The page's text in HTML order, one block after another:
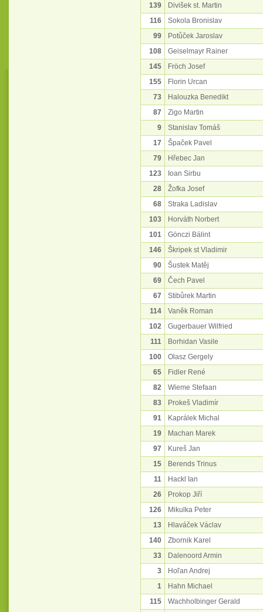
139
Divišek st. Martin
116
Sokola Bronislav
99
Potůček Jaroslav
108
Geiselmayr Rainer
145
Fröch Josef
155
Florin Urcan
73
Halouzka Benedikt
87
Zigo Martin
9
Stanislav Tomáš
17
Špaček Pavel
79
Hřebec Jan
123
Ioan Sirbu
28
Žofka Josef
68
Straka Ladislav
103
Horváth Norbert
101
Gönczi Bálint
146
Škripek st Vladimir
90
Šustek Matěj
69
Čech Pavel
67
Stibůrek Martin
114
Vaněk Roman
102
Gugerbauer Wilfried
111
Borhidan Vasile
100
Olasz Gergely
65
Fidler René
82
Wieme Stefaan
83
Prokeš Vladimír
91
Kaprálek Michal
19
Machan Marek
97
Kureš Jan
15
Berends Trinus
11
Hackl Ian
26
Prokop Jiří
126
Mikulka Peter
13
Hlaváček Václav
140
Zbornik Karel
33
Dalenoord Armin
3
Hoľan Andrej
1
Hahn Michael
115
Wachholbinger Gerald